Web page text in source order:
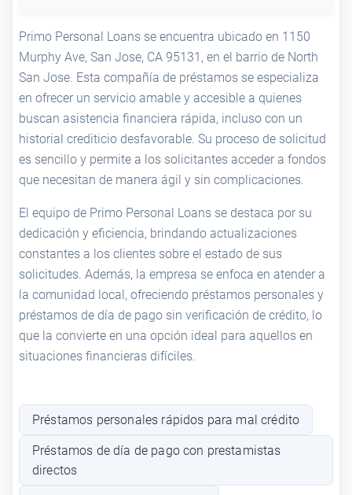
Primo Personal Loans se encuentra ubicado en 1150
Murphy Ave, San Jose, CA 95131, en el barrio de North
San Jose. Esta compañía de préstamos se especializa
en ofrecer un servicio amable y accesible a quienes
buscan asistencia financiera rápida, incluso con un
historial crediticio desfavorable. Su proceso de solicitud
es sencillo y permite a los solicitantes acceder a fondos
que necesitan de manera ágil y sin complicaciones.
El equipo de Primo Personal Loans se destaca por su
dedicación y eficiencia, brindando actualizaciones
constantes a los clientes sobre el estado de sus
solicitudes. Además, la empresa se enfoca en atender a
la comunidad local, ofreciendo préstamos personales y
préstamos de día de pago sin verificación de crédito, lo
que la convierte en una opción ideal para aquellos en
situaciones financieras difíciles.
Préstamos personales rápidos para mal crédito
Préstamos de día de pago con prestamistas
directos